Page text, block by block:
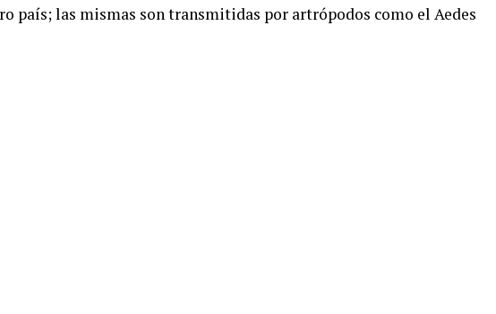
país; las mismas son transmitidas por artrópodos como el Aedes